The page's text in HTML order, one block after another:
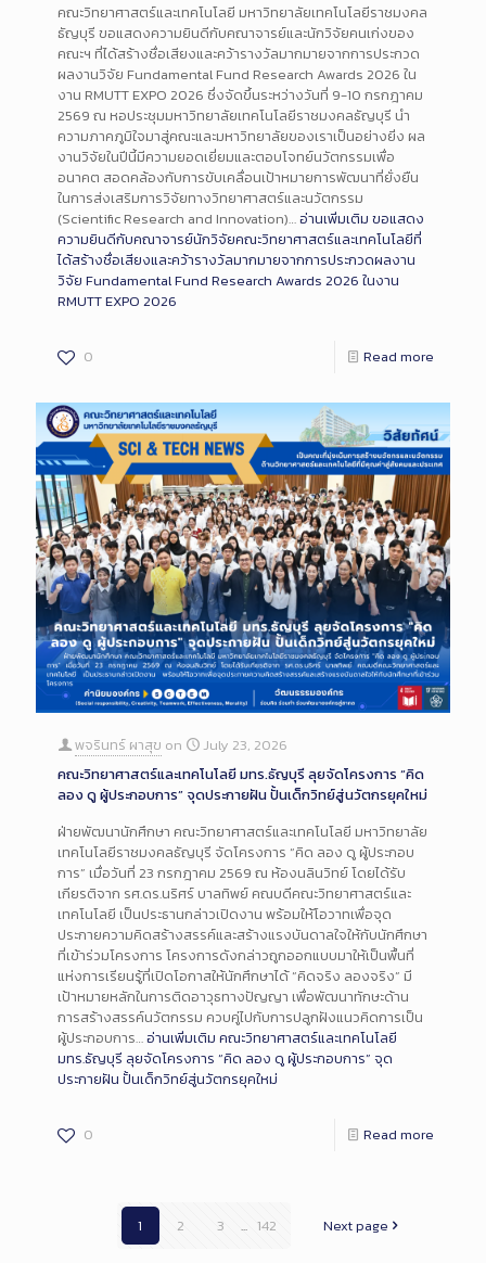
คณะวิทยาศาสตร์และเทคโนโลยี มหาวิทยาลัยเทคโนโลยีราชมงคล
ธัญบุรี ขอแสดงความยินดีกับคณาจารย์และนักวิจัยคนเก่งของ
คณะฯ ที่ได้สร้างชื่อเสียงและคว้ารางวัลมากมายจากการประกวด
ผลงานวิจัย Fundamental Fund Research Awards 2026 ใน
งาน RMUTT EXPO 2026 ซึ่งจัดขึ้นระหว่างวันที่ 9-10 กรกฎาคม
2569 ณ หอประชุมมหาวิทยาลัยเทคโนโลยีราชมงคลธัญบุรี นำ
ความภาคภูมิใจมาสู่คณะและมหาวิทยาลัยของเราเป็นอย่างยิ่ง ผล
งานวิจัยในปีนี้มีความยอดเยี่ยมและตอบโจทย์นวัตกรรมเพื่อ
อนาคต สอดคล้องกับการขับเคลื่อนเป้าหมายการพัฒนาที่ยั่งยืน
ในการส่งเสริมการวิจัยทางวิทยาศาสตร์และนวัตกรรม
(Scientific Research and Innovation)…อ่านเพิ่มเติม ขอแสดง
ความยินดีกับคณาจารย์นักวิจัยคณะวิทยาศาสตร์และเทคโนโลยีที่
ได้สร้างชื่อเสียงและคว้ารางวัลมากมายจากการประกวดผลงาน
วิจัย Fundamental Fund Research Awards 2026 ในงาน
RMUTT EXPO 2026
0 Read more
พจรินทร์ ผาสุข on
July 23, 2026
คณะวิทยาศาสตร์และเทคโนโลยี มทร.ธัญบุรี ลุยจัดโครงการ “คิด
ลอง ดู ผู้ประกอบการ” จุดประกายฝัน ปั้นเด็กวิทย์สู่นวัตกรยุคใหม่
ฝ่ายพัฒนานักศึกษา คณะวิทยาศาสตร์และเทคโนโลยี มหาวิทยาลัย
เทคโนโลยีราชมงคลธัญบุรี จัดโครงการ “คิด ลอง ดู ผู้ประกอบ
การ” เมื่อวันที่ 23 กรกฎาคม 2569 ณ ห้องนลินวิทย์ โดยได้รับ
เกียรติจาก รศ.ดร.นริศร์ บาลทิพย์ คณบดีคณะวิทยาศาสตร์และ
เทคโนโลยี เป็นประธานกล่าวเปิดงาน พร้อมให้โอวาทเพื่อจุด
ประกายความคิดสร้างสรรค์และสร้างแรงบันดาลใจให้กับนักศึกษา
ที่เข้าร่วมโครงการ โครงการดังกล่าวถูกออกแบบมาให้เป็นพื้นที่
แห่งการเรียนรู้ที่เปิดโอกาสให้นักศึกษาได้ “คิดจริง ลองจริง” มี
เป้าหมายหลักในการติดอาวุธทางปัญญา เพื่อพัฒนาทักษะด้าน
การสร้างสรรค์นวัตกรรม ควบคู่ไปกับการปลูกฝังแนวคิดการเป็น
ผู้ประกอบการ…อ่านเพิ่มเติม คณะวิทยาศาสตร์และเทคโนโลยี
มทร.ธัญบุรี ลุยจัดโครงการ “คิด ลอง ดู ผู้ประกอบการ” จุด
ประกายฝัน ปั้นเด็กวิทย์สู่นวัตกรยุคใหม่
0 Read more
1 2 3 ... 142 Next page